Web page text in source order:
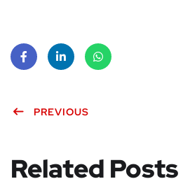
book
dIn
sApp
PREVIOUS
Related Posts